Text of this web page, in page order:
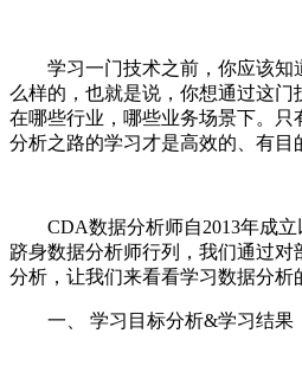
学习一门技术之前，你应该
么样的，也就是说，你想通过这门
在哪些行业，哪些业务场景下。
分析之路的学习才是高效的、有目
CDA数据分析师自2013年成
跻身数据分析师行列，我们通过
分析，让我们来看看学习数据分析
一、 学习目标分析&学习结果